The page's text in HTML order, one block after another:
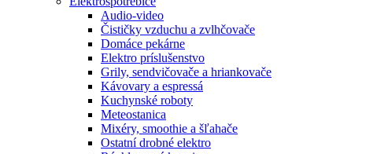
Audio-video
Čističky vzduchu a zvlhčovače
Domáce pekárne
Elektro príslušenstvo
Grily, sendvičovače a hriankovače
Kávovary a espressá
Kuchynské roboty
Meteostanica
Mixéry, smoothie a šľahače
Ostatní drobné elektro